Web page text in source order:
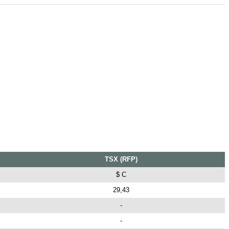
TSX (RFP)
$ C
29,43
-
-